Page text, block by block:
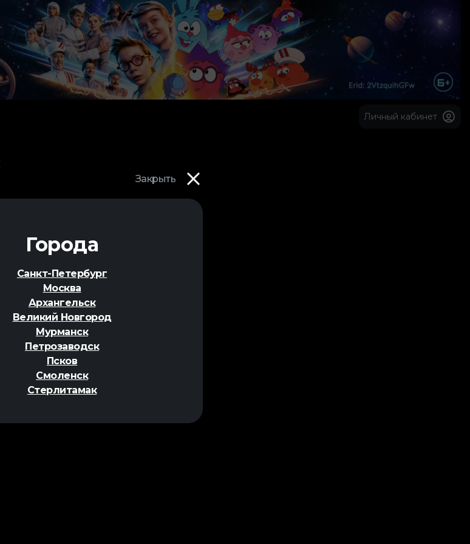
Закрыть
Города
Санкт-Петербург
Москва
Архангельск
Великий Новгород
Мурманск
Петрозаводск
Псков
Смоленск
Стерлитамак
Личный кабинет